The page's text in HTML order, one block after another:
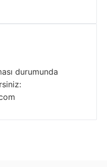
durumunda